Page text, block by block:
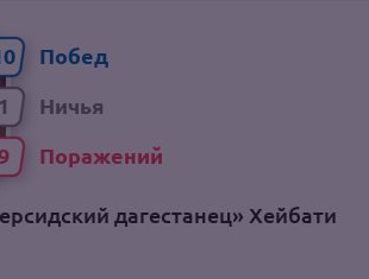
1
дагестанец» Хейбати